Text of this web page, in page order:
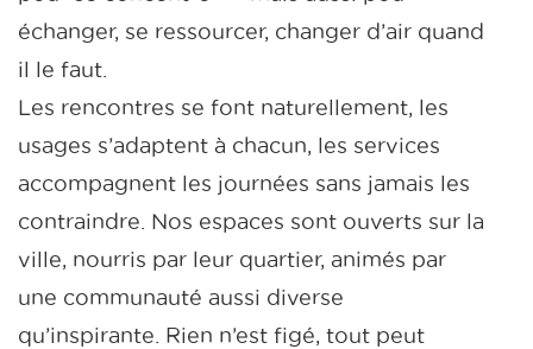
échanger, se ressourcer, changer d’air quand
il le faut.
Les rencontres se font naturellement, les
usages s’adaptent à chacun, les services
accompagnent les journées sans jamais les
contraindre. Nos espaces sont ouverts sur la
ville, nourris par leur quartier, animés par
une communauté aussi diverse
qu’inspirante. Rien n’est figé, tout peut